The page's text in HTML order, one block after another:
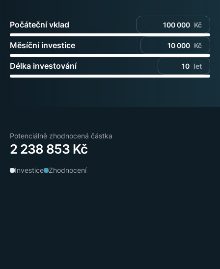
Počáteční vklad Kč
Měsíční investice Kč
Délka investování let
Potenciálně zhodnocená částka
2 238 853 Kč
Investice Zhodnocení